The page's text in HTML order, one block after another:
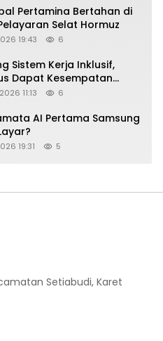
Pertamina Bertahan di
Selat Hormuz
19:43 6
Sistem Kerja Inklusif,
Dapat Kesempatan
11:13 6
AI Pertama Samsung
19:31 5
Setiabudi, Karet